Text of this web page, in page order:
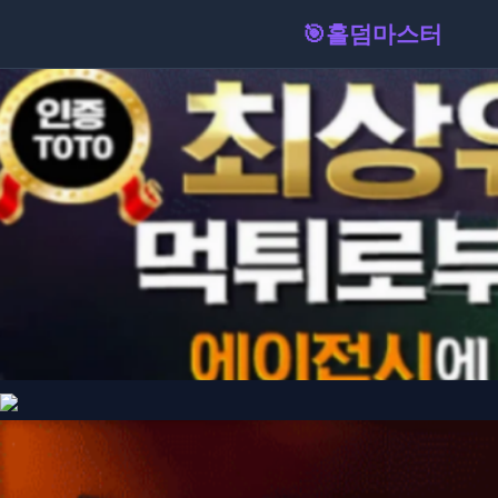
🎯홀덤마스터